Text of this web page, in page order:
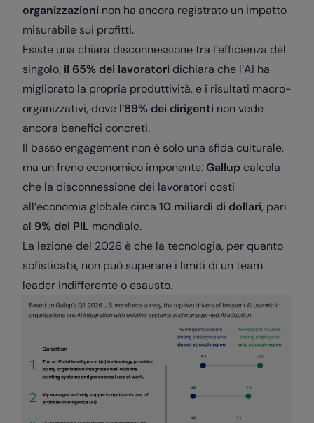
organizzazioni non ha ancora registrato un impatto
misurabile sui profitti.
Esiste una chiara disconnessione tra l’efficienza del
singolo, il 65% dei lavoratori dichiara che l’AI ha
migliorato la propria produttività, e i risultati macro-
organizzativi, dove l’89% dei dirigenti non vede
ancora benefici concreti.
Il basso engagement non è solo una sfida culturale,
ma un freno economico imponente:Gallup calcola
che la disconnessione dei lavoratori costi
all’economia globale circa 10 miliardi di dollari, pari
al 9% del PIL mondiale.
La lezione del 2026 è che la tecnologia, per quanto
sofisticata, non può superare i limiti di un team
leader indifferente o esausto.